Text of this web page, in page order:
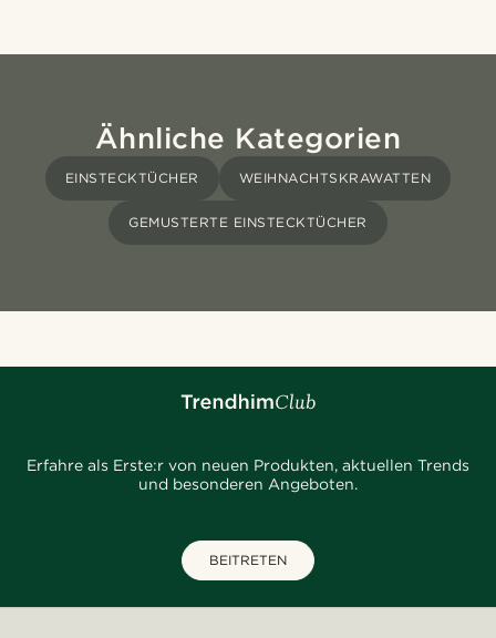
Ähnliche Kategorien
EINSTECKTÜCHER WEIHNACHTSKRAWATTEN
GEMUSTERTE EINSTECKTÜCHER
Erfahre als Erste:r von neuen Produkten, aktuellen Trends
und besonderen Angeboten.
BEITRETEN